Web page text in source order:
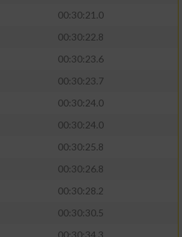
00:30:21.0
00:30:22.8
00:30:23.6
00:30:23.7
00:30:24.0
00:30:24.0
00:30:25.8
00:30:26.8
00:30:28.2
00:30:30.5